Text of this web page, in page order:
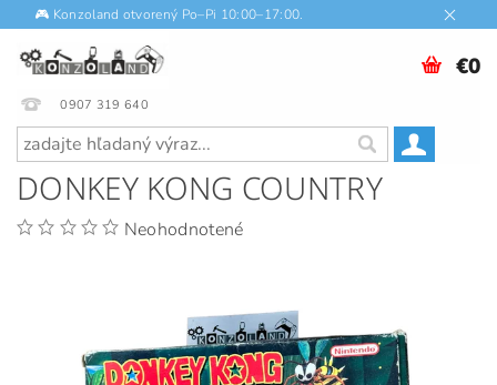
🎮 Konzoland otvorený Po–Pi 10:00–17:00.
0907 319 640
€0
DONKEY KONG COUNTRY
Neohodnotené